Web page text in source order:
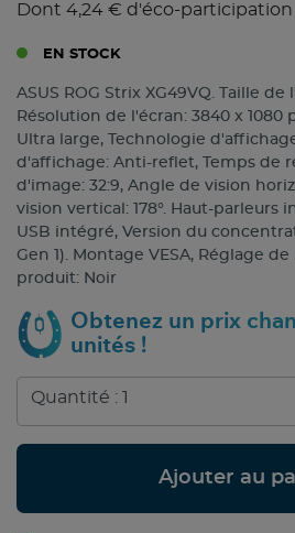
Dont 4,24 € d'éco-participation
EN STOCK
ASUS ROG Strix XG49VQ. Taille de
Résolution de l'écran: 3840 x 1080
Ultra large, Technologie
d'affichage: Anti-reflet, Temps de
d'image: 32:9, Angle de vision
vision vertical: 178°. Haut-parleurs
USB intégré, Version du
Gen 1). Montage VESA, Réglage
produit: Noir
Obtenez un prix
unités !
Ajouter au